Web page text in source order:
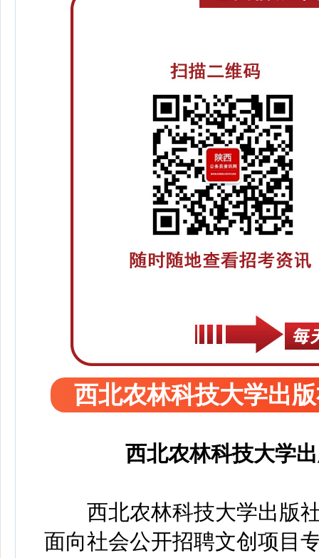
西北农林科技大学出
西北农林科技大学
西北农林科技大学出版社
面向社会公开招聘文创项目